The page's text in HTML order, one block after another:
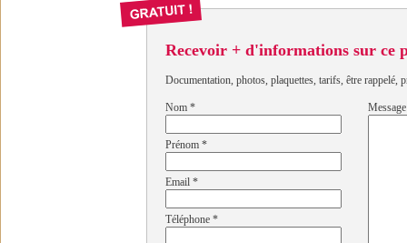
Recevoir + d'informations sur ce
Documentation, photos, plaquettes, tarifs, être rappelé,
Nom *
Prénom *
Email *
Téléphone *
Message